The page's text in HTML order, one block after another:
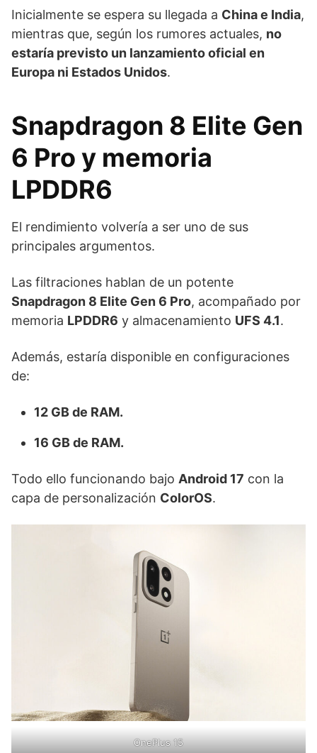
Inicialmente se espera su llegada a China e India,
mientras que, según los rumores actuales, no
estaría previsto un lanzamiento oficial en
Europa ni Estados Unidos.
Snapdragon 8 Elite Gen
6 Pro y memoria
LPDDR6
El rendimiento volvería a ser uno de sus
principales argumentos.
Las filtraciones hablan de un potente
Snapdragon 8 Elite Gen 6 Pro, acompañado por
memoria LPDDR6 y almacenamiento UFS 4.1.
Además, estaría disponible en configuraciones
de:
12 GB de RAM.
16 GB de RAM.
Todo ello funcionando bajo Android 17 con la
capa de personalización ColorOS.
OnePlus 15